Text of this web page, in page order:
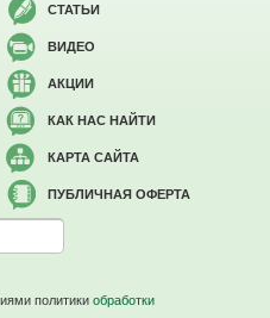
СТАТЬИ
ВИДЕО
АКЦИИ
КАК НАС НАЙТИ
КАРТА САЙТА
ПУБЛИЧНАЯ ОФЕРТА
политики обработки